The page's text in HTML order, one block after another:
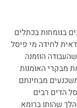
פסלים המוצבים בגומחות בכתלים
לחידה מי פיסל
הוזמנה
מבקרי האומנות
מבחינתם
הדים רבים
שהותו ברומא.